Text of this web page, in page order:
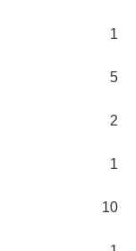
1
5
2
1
10